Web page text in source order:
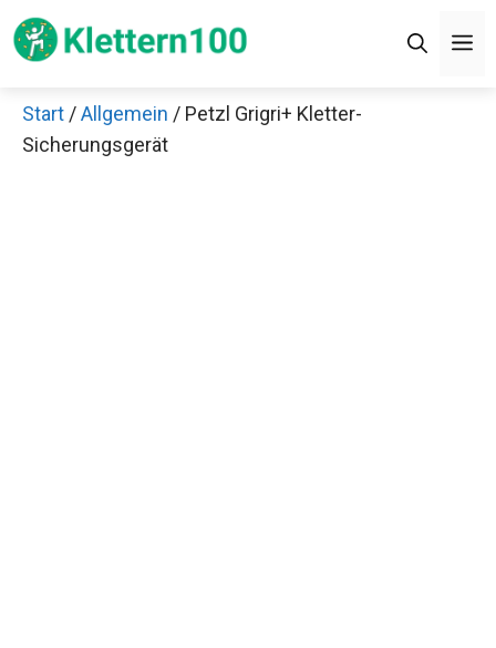
Zum
Inhalt
Start /Allgemein / Petzl Grigri+ Kletter-
Sicherungsgerät